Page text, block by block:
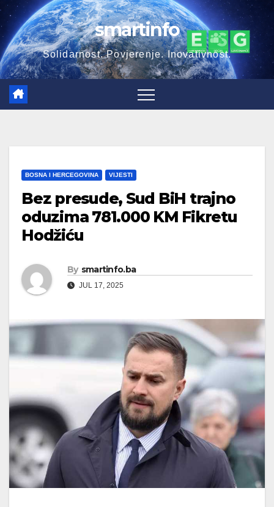
Skip
to
content
smartinfo
Solidarnost. Povjerenje. Inovativnost.
BOSNA I HERCEGOVINA VIJESTI
Bez presude, Sud BiH trajno
oduzima 781.000 KM Fikretu
Hodžiću
By smartinfo.ba
JUL 17, 2025